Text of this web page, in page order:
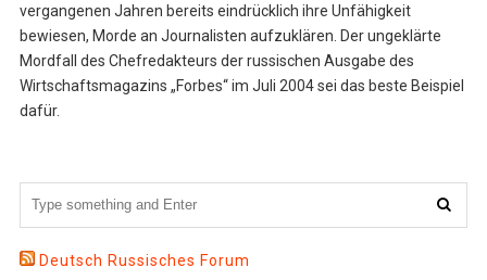
vergangenen Jahren bereits eindrücklich ihre Unfähigkeit
bewiesen, Morde an Journalisten aufzuklären. Der ungeklärte
Mordfall des Chefredakteurs der russischen Ausgabe des
Wirtschaftsmagazins „Forbes“ im Juli 2004 sei das beste Beispiel
dafür.
Deutsch Russisches Forum